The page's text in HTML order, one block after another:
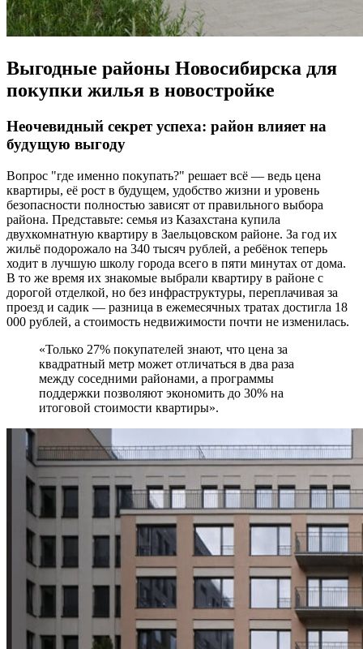
Выгодные районы Новосибирска для
покупки жилья в новостройке
Неочевидный секрет успеха: район влияет на
будущую выгоду
Вопрос "где именно покупать?" решает всё — ведь цена
квартиры, её рост в будущем, удобство жизни и уровень
безопасности полностью зависят от правильного выбора
района. Представьте: семья из Казахстана купила
двухкомнатную квартиру в Заельцовском районе. За год их
жильё подорожало на 340 тысяч рублей, а ребёнок теперь
ходит в лучшую школу города всего в пяти минутах от дома.
В то же время их знакомые выбрали квартиру в районе с
дорогой отделкой, но без инфраструктуры, переплачивая за
проезд и садик — разница в ежемесячных тратах достигла 18
000 рублей, а стоимость недвижимости почти не изменилась.
«Только 27% покупателей знают, что цена за
квадратный метр может отличаться в два раза
между соседними районами, а программы
поддержки позволяют экономить до 30% на
итоговой стоимости квартиры».